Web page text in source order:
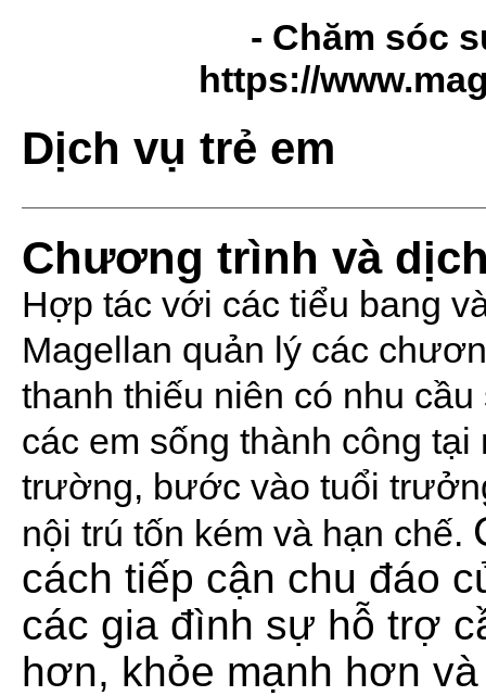
- Chăm sóc
https://
Dịch vụ trẻ em
Chương trình và
Hợp tác với các tiểu bang
Magellan quản lý các
thanh thiếu niên có nhu
các em sống thành công
trường, bước vào tuổi
nội trú tốn kém và hạn chế.
cách tiếp cận chu đáo
các gia đình sự hỗ trợ
hơn, khỏe mạnh hơn